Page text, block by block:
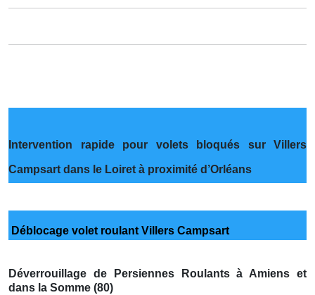
Intervention rapide pour volets bloqués sur Villers
Campsart dans le Loiret à proximité d’Orléans
Déblocage volet roulant Villers Campsart
Déverrouillage de Persiennes Roulants à Amiens et
dans la Somme (80)